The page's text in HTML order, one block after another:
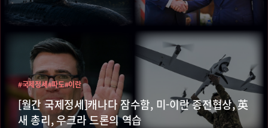
[월간 국제정세]캐나다 잠수함, 미-이란 종전협상, 英
새 총리, 우크라 드론의 역습
#국제정세#파도#이란